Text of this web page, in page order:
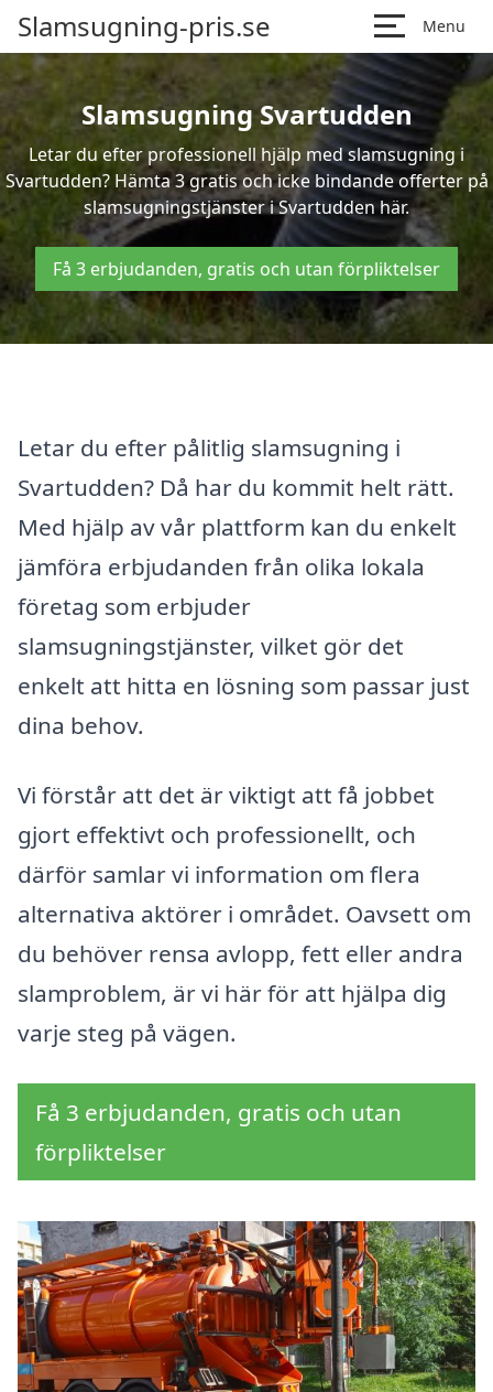
Slamsugning-pris.se Menu
Slamsugning Svartudden
Letar du efter professionell hjälp med slamsugning i
Svartudden? Hämta 3 gratis och icke bindande offerter på
slamsugningstjänster i Svartudden här.
Få 3 erbjudanden, gratis och utan förpliktelser
Letar du efter pålitlig slamsugning i
Svartudden? Då har du kommit helt rätt.
Med hjälp av vår plattform kan du enkelt
jämföra erbjudanden från olika lokala
företag som erbjuder
slamsugningstjänster, vilket gör det
enkelt att hitta en lösning som passar just
dina behov.
Vi förstår att det är viktigt att få jobbet
gjort effektivt och professionellt, och
därför samlar vi information om flera
alternativa aktörer i området. Oavsett om
du behöver rensa avlopp, fett eller andra
slamproblem, är vi här för att hjälpa dig
varje steg på vägen.
Få 3 erbjudanden, gratis och utan
förpliktelser